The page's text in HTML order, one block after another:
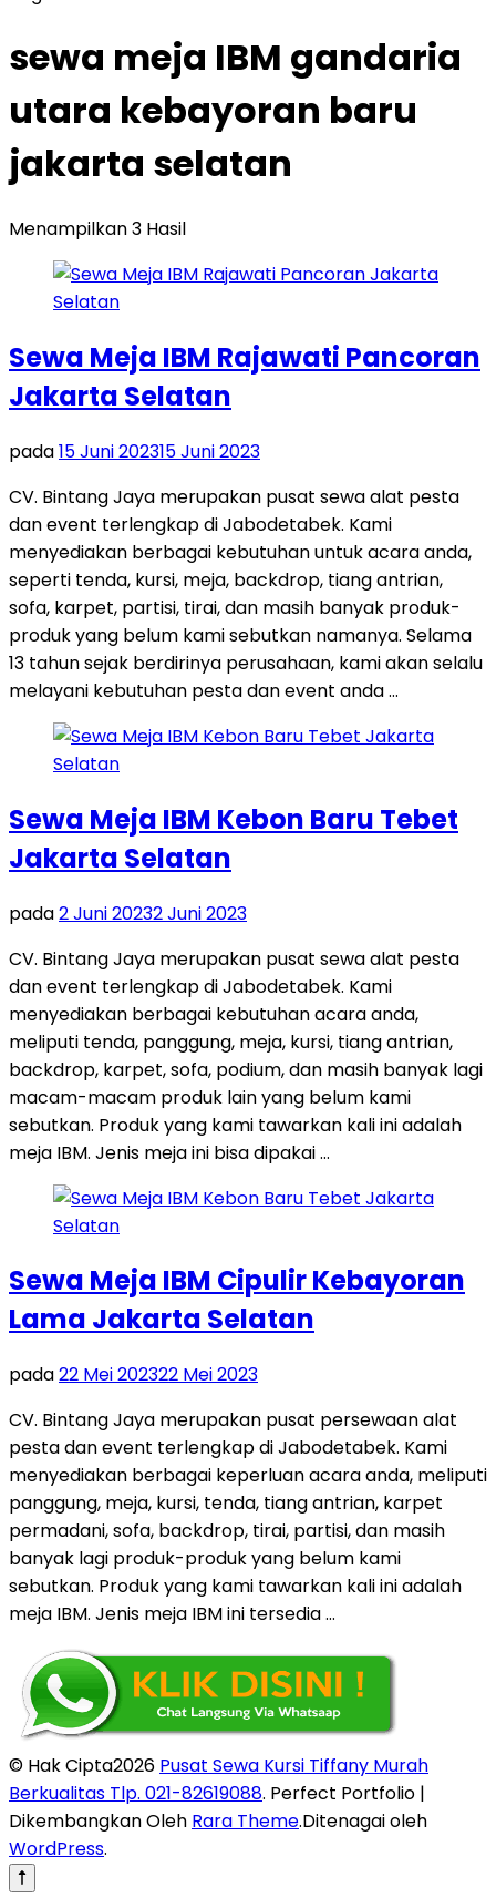
sewa meja IBM gandaria
utara kebayoran baru
jakarta selatan
Menampilkan 3 Hasil
Sewa Meja IBM Rajawati Pancoran
Jakarta Selatan
pada15 Juni 202315 Juni 2023
CV. Bintang Jaya merupakan pusat sewa alat pesta
dan event terlengkap di Jabodetabek. Kami
menyediakan berbagai kebutuhan untuk acara anda,
seperti tenda, kursi, meja, backdrop, tiang antrian,
sofa, karpet, partisi, tirai, dan masih banyak produk-
produk yang belum kami sebutkan namanya. Selama
13 tahun sejak berdirinya perusahaan, kami akan selalu
melayani kebutuhan pesta dan event anda …
Sewa Meja IBM Kebon Baru Tebet
Jakarta Selatan
pada2 Juni 20232 Juni 2023
CV. Bintang Jaya merupakan pusat sewa alat pesta
dan event terlengkap di Jabodetabek. Kami
menyediakan berbagai kebutuhan acara anda,
meliputi tenda, panggung, meja, kursi, tiang antrian,
backdrop, karpet, sofa, podium, dan masih banyak lagi
macam-macam produk lain yang belum kami
sebutkan. Produk yang kami tawarkan kali ini adalah
meja IBM. Jenis meja ini bisa dipakai …
Sewa Meja IBM Cipulir Kebayoran
Lama Jakarta Selatan
pada22 Mei 202322 Mei 2023
CV. Bintang Jaya merupakan pusat persewaan alat
pesta dan event terlengkap di Jabodetabek. Kami
menyediakan berbagai keperluan acara anda, meliputi
panggung, meja, kursi, tenda, tiang antrian, karpet
permadani, sofa, backdrop, tirai, partisi, dan masih
banyak lagi produk-produk yang belum kami
sebutkan. Produk yang kami tawarkan kali ini adalah
meja IBM. Jenis meja IBM ini tersedia …
© Hak Cipta2026 Pusat Sewa Kursi Tiffany Murah
Berkualitas Tlp. 021-82619088. Perfect Portfolio |
Dikembangkan Oleh Rara Theme.Ditenagai oleh
WordPress.